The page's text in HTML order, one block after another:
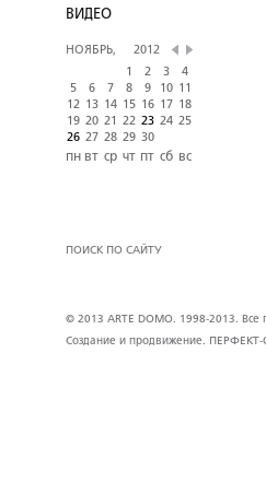
ВИДЕО
НОЯБРЬ,
2012
1
2 3
4
5
6 7 8 9 10
11
12 13 14 15 16 17
18
19 20 21 22 23 24 25
26 27 28 29 30
пн вт ср чт пт сб вс
ПОИСК ПО САЙТУ
© 2013 ARTE DOMO. 1998-2013.
Создание и продвижение.